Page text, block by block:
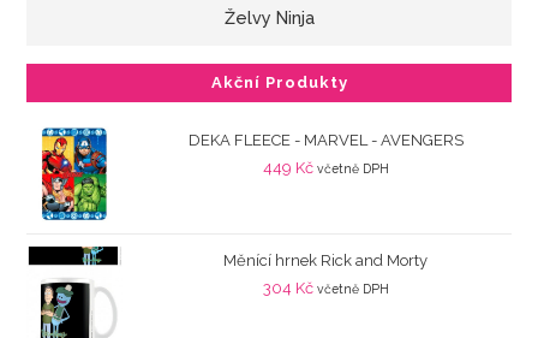
Želvy Ninja
Akční Produkty
DEKA FLEECE - MARVEL - AVENGERS
449 Kč včetně DPH
Měnící hrnek Rick and Morty
304 Kč včetně DPH